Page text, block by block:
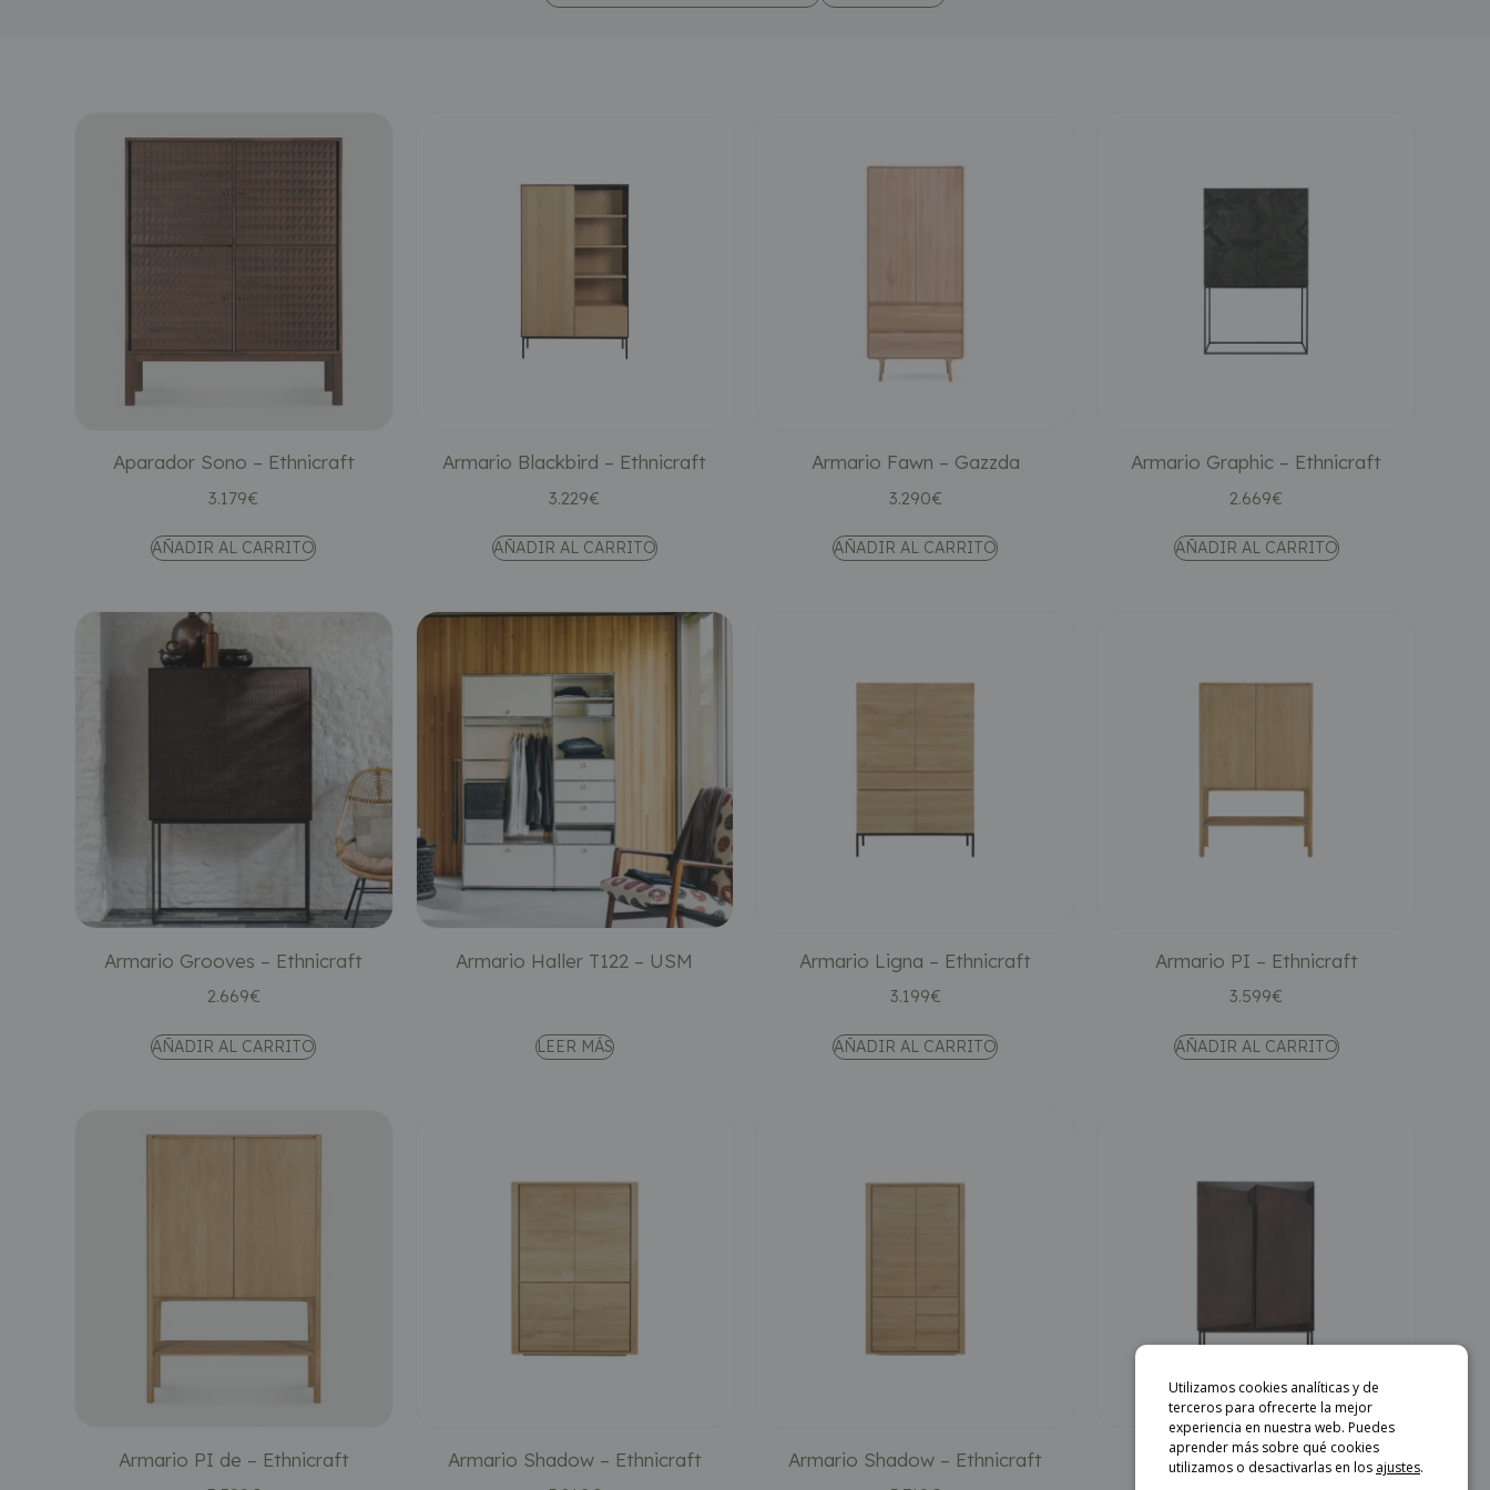
Aparador Sono – Ethnicraft
3.179€
AÑADIR AL CARRITO
Armario Blackbird – Ethnicraft
3.229€
AÑADIR AL CARRITO
Armario Fawn – Gazzda
3.290€
AÑADIR AL CARRITO
Armario Graphic – Ethnicraft
2.669€
AÑADIR AL CARRITO
Armario Grooves – Ethnicraft
2.669€
AÑADIR AL CARRITO
Armario Haller T122 – USM
LEER MÁS
Armario Ligna – Ethnicraft
3.199€
AÑADIR AL CARRITO
Armario PI – Ethnicraft
3.599€
AÑADIR AL CARRITO
Armario PI de – Ethnicraft Armario Shadow – Ethnicraft Armario Shadow – Ethnicraft Armario Stairs – Ethnicraft
Utilizamos cookies analíticas y de
terceros para ofrecerte la mejor
experiencia en nuestra web. Puedes
aprender más sobre qué cookies
utilizamos o desactivarlas en los ajustes.